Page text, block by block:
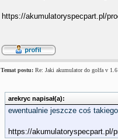
https://akumulatoryspecpart.pl/
Temat postu:Re: Jaki akumulator do golfa v 1.6
arekryc napisał(a):
ewentualnie jeszcze coś
https://akumulatoryspecpart.pl/